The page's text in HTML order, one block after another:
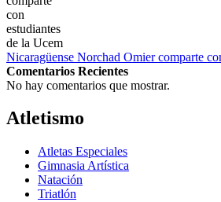
Nicaragüense Norchad Omier comparte
Comentarios Recientes
No hay comentarios que mostrar.
Atletismo
Atletas Especiales
Gimnasia Artística
Natación​
Triatlón​